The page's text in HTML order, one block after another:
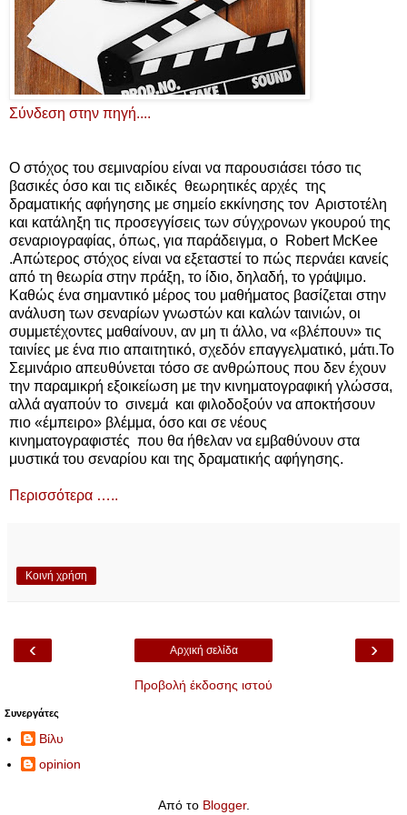
Σύνδεση στην πηγή....
Ο στόχος του σεμιναρίου είναι να παρουσιάσει τόσο τις
βασικές όσο και τις ειδικές θεωρητικές αρχές της
δραματικής αφήγησης με σημείο εκκίνησης τον Αριστοτέλη
και κατάληξη τις προσεγγίσεις των σύγχρονων γκουρού της
σεναριογραφίας, όπως, για παράδειγμα, ο Robert McKee
.Απώτερος στόχος είναι να εξεταστεί το πώς περνάει κανείς
από τη θεωρία στην πράξη, το ίδιο, δηλαδή, το γράψιμο.
Καθώς ένα σημαντικό μέρος του μαθήματος βασίζεται στην
ανάλυση των σεναρίων γνωστών και καλών ταινιών, οι
συμμετέχοντες μαθαίνουν, αν μη τι άλλο, να «βλέπουν» τις
ταινίες με ένα πιο απαιτητικό, σχεδόν επαγγελματικό, μάτι.Το
Σεμινάριο απευθύνεται τόσο σε ανθρώπους που δεν έχουν
την παραμικρή εξοικείωση με την κινηματογραφική γλώσσα,
αλλά αγαπούν το σινεμά και φιλοδοξούν να αποκτήσουν
πιο «έμπειρο» βλέμμα, όσο και σε νέους
κινηματογραφιστές που θα ήθελαν να εμβαθύνουν στα
μυστικά του σεναρίου και της δραματικής αφήγησης.
Περισσότερα …..
Κοινή χρήση
‹ ›
Αρχική σελίδα
Προβολή έκδοσης ιστού
Συνεργάτες
Βίλυ
opinion
Από το Blogger.